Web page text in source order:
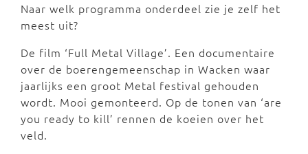
Naar welk programma onderdeel zie je zelf het
meest uit?
De film ‘Full Metal Village’. Een documentaire
over de boerengemeenschap in Wacken waar
jaarlijks een groot Metal festival gehouden
wordt. Mooi gemonteerd. Op de tonen van ‘are
you ready to kill’ rennen de koeien over het
veld.